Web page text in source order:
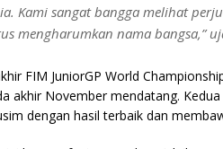
Kami sangat bangga melihat
mengharumkan nama bangsa,”
FIM JuniorGP World
akhir November mendatang.
dengan hasil terbaik dan